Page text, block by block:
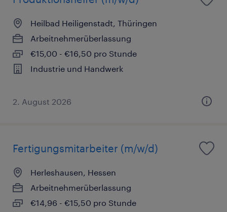
Heilbad Heiligenstadt, Thüringen
Arbeitnehmerüberlassung
€15,00 - €16,50 pro Stunde
Industrie und Handwerk
2. August 2026
Fertigungsmitarbeiter (m/w/d)
Herleshausen, Hessen
Arbeitnehmerüberlassung
€14,96 - €15,50 pro Stunde